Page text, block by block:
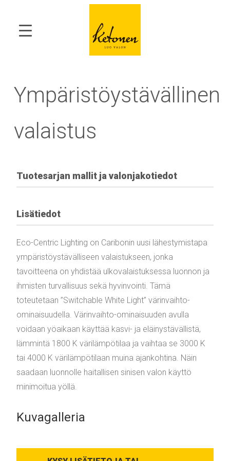
Ympäristöystävällinen
valaistus
Tuotesarjan mallit ja valonjakotiedot
Lisätiedot
Eco-Centric Lighting on Caribonin uusi lähestymistapa
ympäristöystävälliseen valaistukseen, jonka
tavoitteena on yhdistää ulkovalaistuksessa luonnon ja
ihmisten turvallisuus sekä hyvinvointi. Tämä
toteutetaan ”Switchable White Light” värinvaihto-
ominaisuudella. Värinvaihto-ominaisuuden avulla
voidaan yöaikaan käyttää kasvi- ja eläinystävällistä,
lämmintä 1800 K värilämpötilaa ja vaihtaa se 3000 K
tai 4000 K värilämpötilaan muina ajankohtina. Näin
saadaan luonnolle haitallisen sinisen valon käyttö
minimoitua yöllä.
Kuvagalleria